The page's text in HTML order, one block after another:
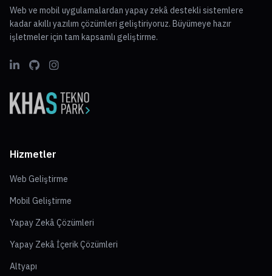
Web ve mobil uygulamalardan yapay zekâ destekli sistemlere
kadar akıllı yazılım çözümleri geliştiriyoruz. Büyümeye hazır
işletmeler için tam kapsamlı geliştirme.
Hizmetler
Web Geliştirme
Mobil Geliştirme
Yapay Zekâ Çözümleri
Yapay Zekâ İçerik Çözümleri
Altyapı